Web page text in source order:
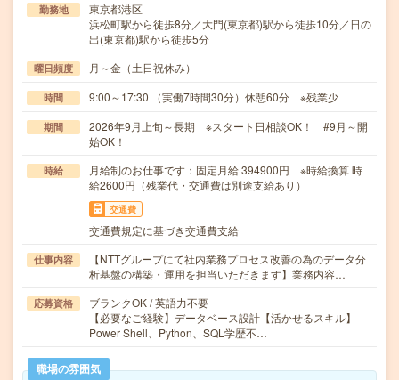
勤務地
東京都港区
浜松町駅から徒歩8分／大門(東京都)駅から徒歩10分／日の
出(東京都)駅から徒歩5分
曜日頻度 月～金（土日祝休み）
時間 9:00～17:30 （実働7時間30分）休憩60分 ※残業少
期間
2026年9月上旬～長期 ※スタート日相談OK！ #9月～開
始OK！
時給
月給制のお仕事です：固定月給 394900円 ※時給換算 時
給2600円（残業代・交通費は別途支給あり）
交通費
交通費規定に基づき交通費支給
仕事内容
【NTTグループにて社内業務プロセス改善の為のデータ分
析基盤の構築・運用を担当いただきます】業務内容…
応募資格
ブランクOK / 英語力不要
【必要なご経験】データベース設計【活かせるスキル】
Power Shell、Python、SQL学歴不…
職場の雰囲気